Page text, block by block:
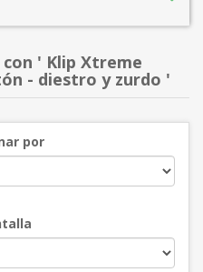
' Klip Xtreme
- diestro y zurdo '
por